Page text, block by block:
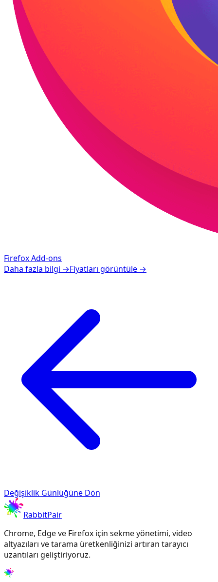
Firefox Add-ons
Daha fazla bilgi →Fiyatları görüntüle →
Değişiklik Günlüğüne Dön
RabbitPair
Chrome, Edge ve Firefox için sekme yönetimi, video
altyazıları ve tarama üretkenliğinizi artıran tarayıcı
uzantıları geliştiriyoruz.